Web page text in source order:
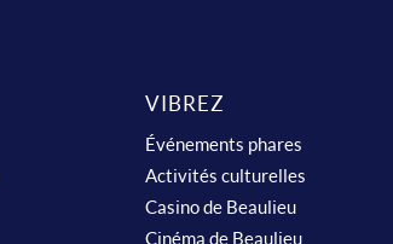
VIBREZ
Événements phares
Activités culturelles
Casino de Beaulieu
Cinéma de Beaulieu